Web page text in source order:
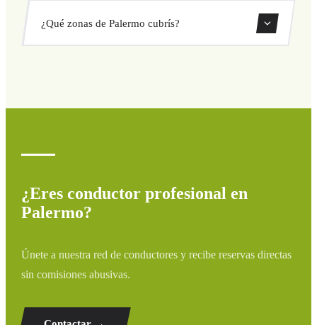
directamente desde nuestro sistema de reservas.
¿Qué zonas de Palermo cubrís?
¿Eres conductor profesional en
Palermo?
Únete a nuestra red de conductores y recibe reservas directas
sin comisiones abusivas.